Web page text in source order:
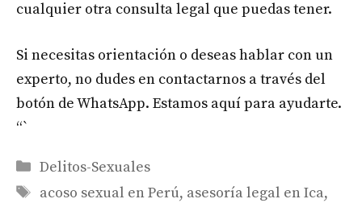
cualquier otra consulta legal que puedas tener.
Si necesitas orientación o deseas hablar con un
experto, no dudes en contactarnos a través del
botón de WhatsApp. Estamos aquí para ayudarte.
“`
Categories
Delitos-Sexuales
Tags
acoso sexual en Perú, asesoría legal en Ica,